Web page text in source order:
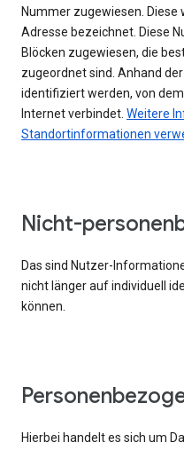
Nummer zugewiesen.
Adresse bezeichnet. Diese
Blöcken zugewiesen, die
zugeordnet sind. Anhand
identifiziert werden, von
Internet verbindet. Weitere
Standortinformationen
Nicht-
Das sind Nutzer-
nicht länger auf individuell
können.
Hierbei handelt es sich um